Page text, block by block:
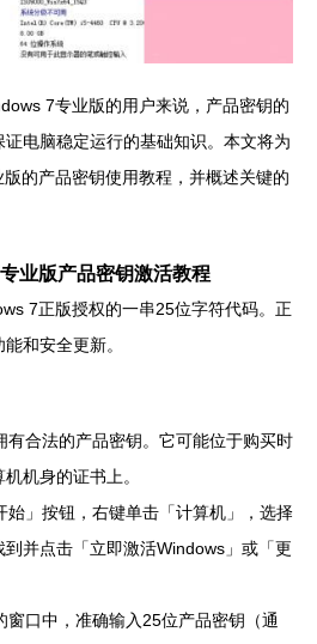
7专业版的用户来说，产品密钥的
电脑稳定运行的基础知识。本文将为
的产品密钥使用教程，并概述关键的
业版产品密钥激活教程
7正版授权的一串25位字符代码。正
和安全更新。
有合法的产品密钥。它可能位于购买时
机身的证书上。
始」按钮，右键单击「计算机」，选择
到并点击「立即激活Windows」或「更
窗口中，准确输入25位产品密钥（通